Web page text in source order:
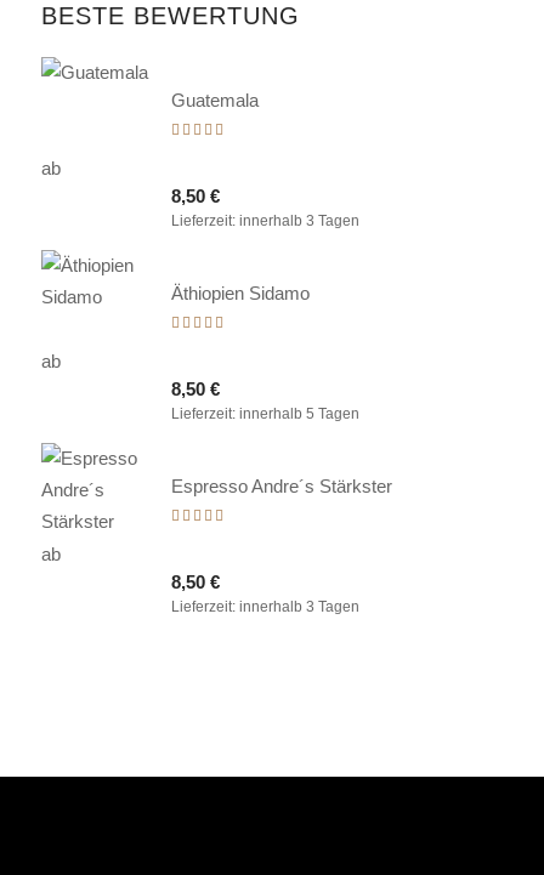
BESTE BEWERTUNG
Guatemala
von 5
ab
8,50 €
Lieferzeit: innerhalb 3 Tagen
Äthiopien Sidamo
von 5
ab
8,50 €
Lieferzeit: innerhalb 5 Tagen
Espresso Andre´s Stärkster
von 5
ab
8,50 €
Lieferzeit: innerhalb 3 Tagen